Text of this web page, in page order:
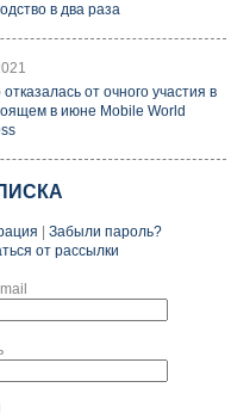
в два раза
отказалась от очного участия в
в июне Mobile World
Забыли пароль?
от рассылки